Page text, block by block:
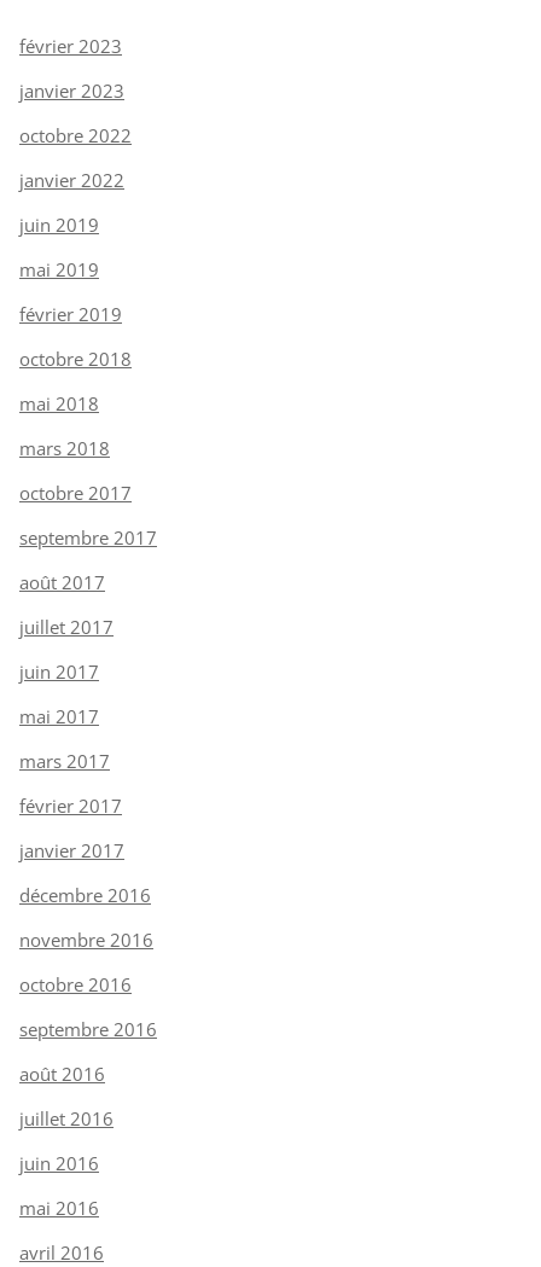
février 2023
janvier 2023
octobre 2022
janvier 2022
juin 2019
mai 2019
février 2019
octobre 2018
mai 2018
mars 2018
octobre 2017
septembre 2017
août 2017
juillet 2017
juin 2017
mai 2017
mars 2017
février 2017
janvier 2017
décembre 2016
novembre 2016
octobre 2016
septembre 2016
août 2016
juillet 2016
juin 2016
mai 2016
avril 2016